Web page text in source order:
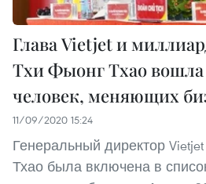
Глава Vietjet и
Тхи Фыонг Тхао вошла
человек, меняющих
11/09/2020 15:24
Генеральный директор
Тхао была включена в